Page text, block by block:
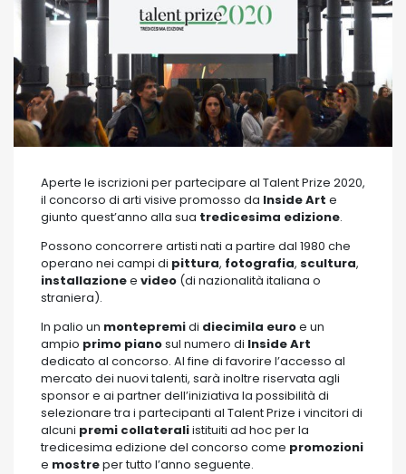
Aperte le iscrizioni per partecipare al Talent Prize 2020,
il concorso di arti visive promosso da Inside Art e
giunto quest’anno alla sua tredicesima edizione.
Possono concorrere artisti nati a partire dal 1980 che
operano nei campi di pittura, fotografia, scultura,
installazionee video (di nazionalità italiana o
straniera).
In palio un montepremidi diecimila euroe un
ampio primo pianosul numero di Inside Art
dedicato al concorso. Al fine di favorire l’accesso al
mercato dei nuovi talenti, sarà inoltre riservata agli
sponsor e ai partner dell’iniziativa la possibilità di
selezionare tra i partecipanti al Talent Prize i vincitori di
alcuni premi collateraliistituiti ad hoc per la
tredicesima edizione del concorso come promozioni
e mostreper tutto l’anno seguente.